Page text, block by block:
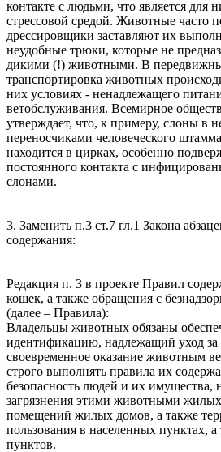
контакте с людьми, что является для
стрессовой средой. Животные часто
дрессировщики заставляют их
неудобные трюки, которые не
дикими (!) животными. В
транспортировка животных
них условиях - ненадлежащего
ветобслуживания. Всемирное
утверждает, что, к примеру, слоны в
переносчиками человеческого
находится в цирках, особенно
постоянного контакта с
слонами.
3. Заменить п.3 ст.7 гл.1 Закона
содержания:
Редакция п. 3 в проекте Правил
кошек, а также обращения с
(далее – Правила):
Владельцы животных обязаны
идентификацию, надлежащий уход
своевременное оказание животным
строго выполнять правила их
безопасность людей и их имущества,
загрязнения этими животными
помещений жилых домов, а также
пользования в населенных пунктах,
пунктов.